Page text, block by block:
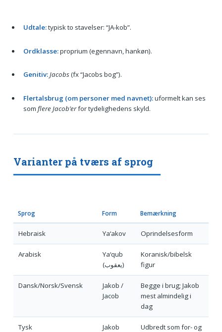
Udtale:typisk to stavelser: “JA-kob”.
Ordklasse:proprium (egennavn, hankøn).
Genitiv:Jacobs(fx “Jacobs bog”).
Flertalsbrug (om personer med navnet):uformelt kan ses
som flere Jacob’erfor tydelighedens skyld.
Varianter på tværs af sprog
Sprog Form Bemærkning
Hebraisk Ya‘akov Oprindelsesform
Arabisk
Ya‘qub
(يعقوب)
Koranisk/bibelsk
figur
Dansk/Norsk/Svensk
Jakob /
Jacob
Begge i brug; Jakob
mest almindelig i
dag
Tysk Jakob
Udbredt som for- og